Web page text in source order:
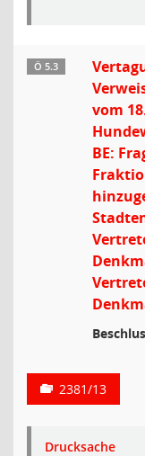
Ö 5.3
vom
BE:
2381/13
Drucksache